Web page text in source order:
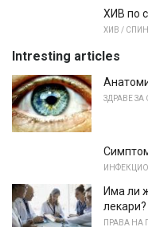
ХИВ по
ХИВ / СПИН
Intresting articles
ЗДРАВЕ ЗА
Има ли
лекари?
ПРАВА НА